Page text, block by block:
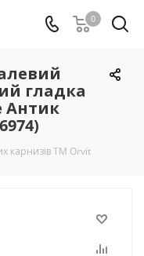
0
гладка
Антик
карнизів TM Orvit